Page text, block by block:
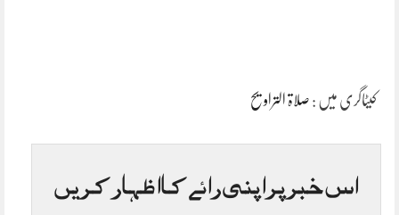
کیٹاگری میں : صلاۃ التراویح
اس خبر پر اپنی رائے کا اظہار کریں